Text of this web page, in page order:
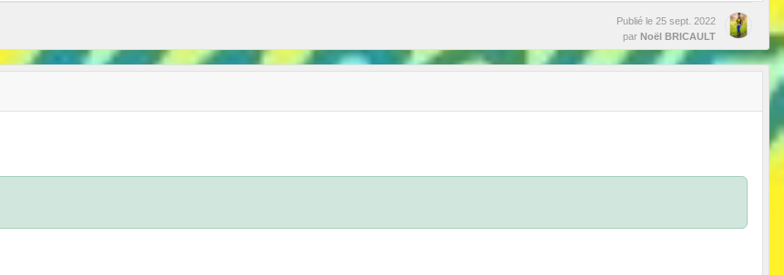
Publié le 25 sept. 2022
par Noël BRICAULT